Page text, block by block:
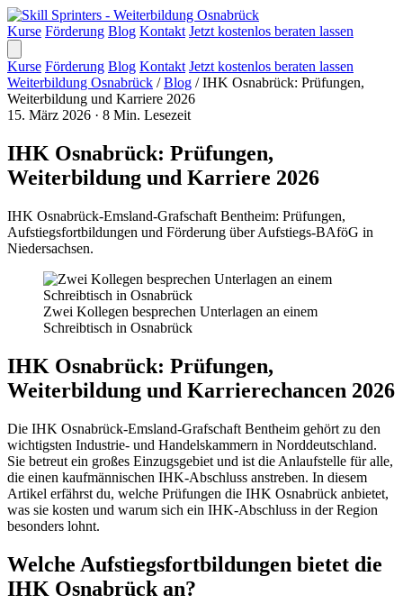
Kurse Förderung Blog Kontakt Jetzt kostenlos beraten lassen
Kurse Förderung Blog Kontakt Jetzt kostenlos beraten lassen
Weiterbildung Osnabrück / Blog / IHK Osnabrück: Prüfungen,
Weiterbildung und Karriere 2026
15. März 2026 · 8 Min. Lesezeit
IHK Osnabrück: Prüfungen,
Weiterbildung und Karriere 2026
IHK Osnabrück-Emsland-Grafschaft Bentheim: Prüfungen,
Aufstiegsfortbildungen und Förderung über Aufstiegs-BAföG in
Niedersachsen.
Zwei Kollegen besprechen Unterlagen an einem
Schreibtisch in Osnabrück
IHK Osnabrück: Prüfungen,
Weiterbildung und Karrierechancen 2026
Die IHK Osnabrück-Emsland-Grafschaft Bentheim gehört zu den
wichtigsten Industrie- und Handelskammern in Norddeutschland.
Sie betreut ein großes Einzugsgebiet und ist die Anlaufstelle für alle,
die einen kaufmännischen IHK-Abschluss anstreben. In diesem
Artikel erfährst du, welche Prüfungen die IHK Osnabrück anbietet,
was sie kosten und warum sich ein IHK-Abschluss in der Region
besonders lohnt.
Welche Aufstiegsfortbildungen bietet die
IHK Osnabrück an?